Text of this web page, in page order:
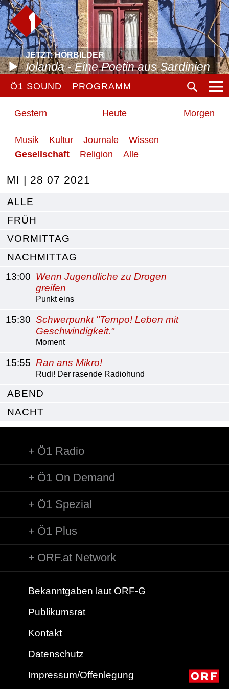
JETZT: HÖRBILDER
Iolanda - Eine Poetin aus Sardinien
Ö1 SOUND PROGRAMM
Gestern Heute Morgen
Musik Kultur Journale
Wissen
Gesellschaft
Religion Alle
MI | 28 07 2021
ALLE
FRÜH
VORMITTAG
NACHMITTAG
13:00 Wenn Jugendliche zu Drogen
greifen
Punkt eins
15:30 Schwerpunkt "Tempo! Leben mit
Geschwindigkeit."
Moment
15:55 Ran ans Mikro!
Rudi! Der rasende Radiohund
ABEND
NACHT
Ö1 Radio
Ö1 On Demand
Ö1 Spezial
Ö1 Plus
ORF.at Network
Bekanntgaben laut ORF-G
Publikumsrat
Kontakt
Datenschutz
Impressum/Offenlegung